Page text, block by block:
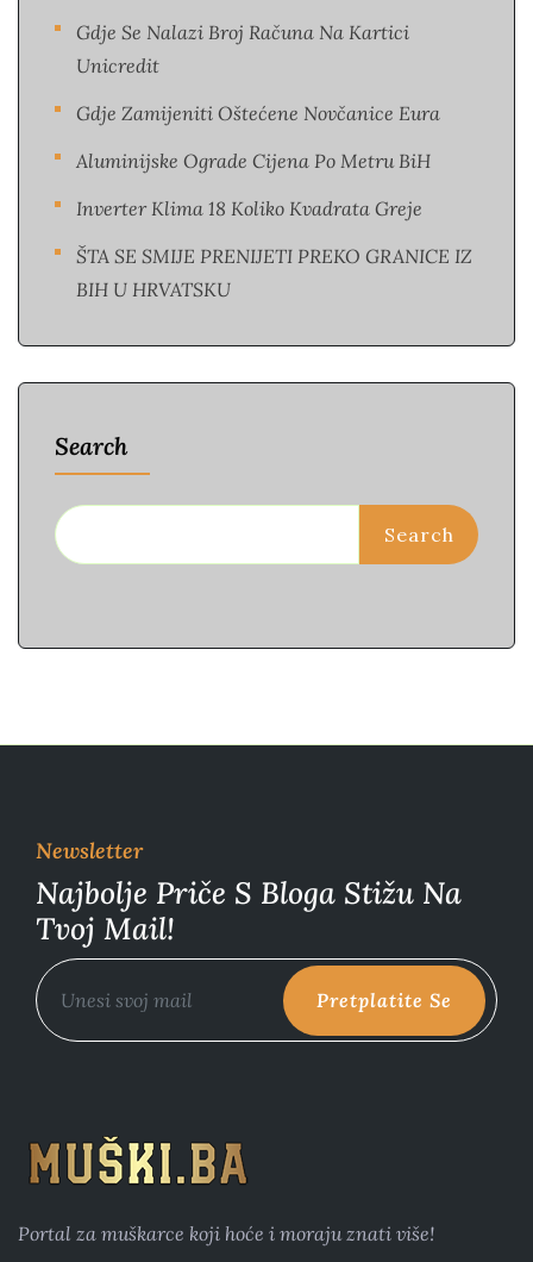
Gdje Se Nalazi Broj Računa Na Kartici
Unicredit
Gdje Zamijeniti Oštećene Novčanice Eura​
Aluminijske Ograde Cijena Po Metru BiH
Inverter Klima 18 Koliko Kvadrata Greje
ŠTA SE SMIJE PRENIJETI PREKO GRANICE IZ
BIH U HRVATSKU
Search
Search
Newsletter
Najbolje Priče S Bloga Stižu Na
Tvoj Mail!
Pretplatite Se
Portal za muškarce koji hoće i moraju znati više!